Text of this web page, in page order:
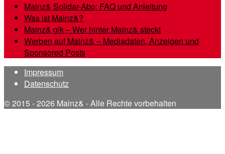
Mainz& Solidar-Abo: FAQ und Anleitung
Was ist Mainz&?
Mainz& gik – Wer hinter Mainz& steckt
Werben auf Mainz& – Mediadaten, Anzeigen und
Sponsored Posts
Impressum
Datenschutz
© 2015 - 2026 Mainz& - Alle Rechte vorbehalten